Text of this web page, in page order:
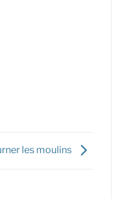
les moulins